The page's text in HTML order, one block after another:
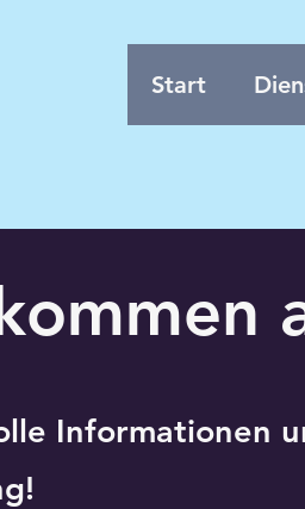
Start
Informationen